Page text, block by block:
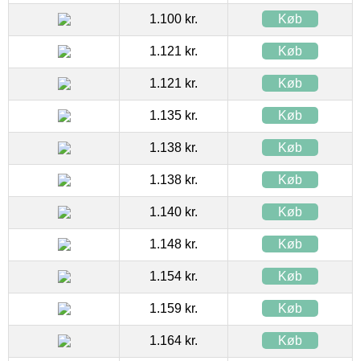
1.100 kr. Køb
1.121 kr. Køb
1.121 kr. Køb
1.135 kr. Køb
1.138 kr. Køb
1.138 kr. Køb
1.140 kr. Køb
1.148 kr. Køb
1.154 kr. Køb
1.159 kr. Køb
1.164 kr. Køb